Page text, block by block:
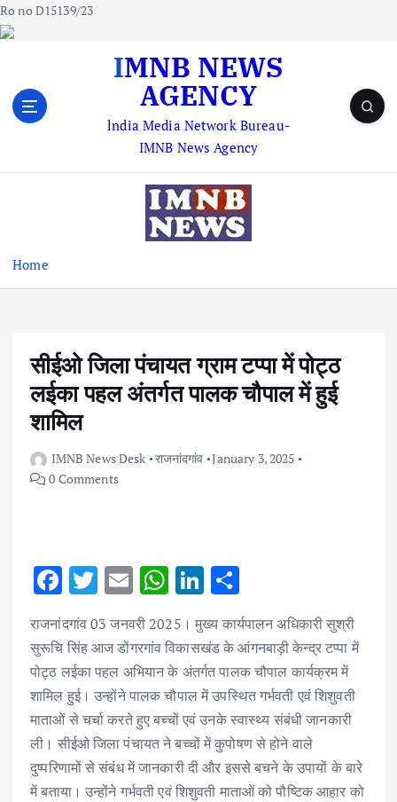
Ro no D15139/23
IMNB NEWS
AGENCY
lndia Media Network Bureau-
IMNB News Agency
Home
सीईओ जिला पंचायत ग्राम टप्पा में पोट्ठ
लईका पहल अंतर्गत पालक चौपाल में हुई
शामिल
IMNB News Desk राजनांदगांव January 3, 2025
0 Comments
F
ac
e
b
o
o
k
T
it
te
r
E
m
ai
l
W
h
at
s
A
p
p
Li
k
e
dI
n
h
ar
e
राजनांदगांव 03 जनवरी 2025। मुख्य कार्यपालन अधिकारी सुश्री
सुरूचि सिंह आज डोंगरगांव विकासखंड के आंगनबाड़ी केन्द्र टप्पा में
पोट्ठ लईका पहल अभियान के अंतर्गत पालक चौपाल कार्यक्रम में
शामिल हुई। उन्होंने पालक चौपाल में उपस्थित गर्भवती एवं शिशुवती
माताओं से चर्चा करते हुए बच्चों एवं उनके स्वास्थ्य संबंधी जानकारी
ली। सीईओ जिला पंचायत ने बच्चों में कुपोषण से होने वाले
दुष्परिणामों से संबंध में जानकारी दी और इससे बचने के उपायों के बारे
में बताया। उन्होंने गर्भवती एवं शिशुवती माताओं को पौष्टिक आहार को